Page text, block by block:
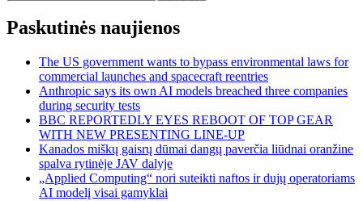
Paskutinės naujienos
The US government wants to bypass environmental laws for
commercial launches and spacecraft reentries
Anthropic says its own AI models breached three companies
during security tests
BBC REPORTEDLY EYES REBOOT OF TOP GEAR
WITH NEW PRESENTING LINE-UP
Kanados miškų gaisrų dūmai dangų paverčia liūdnai oranžine
spalva rytinėje JAV dalyje
„Applied Computing“ nori suteikti naftos ir dujų operatoriams
AI modelį visai gamyklai